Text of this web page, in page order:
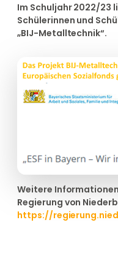
Im Schuljahr 2022/23
Schülerinnen und
„BIJ-Metalltechnik“.
Weitere
Regierung von
https://